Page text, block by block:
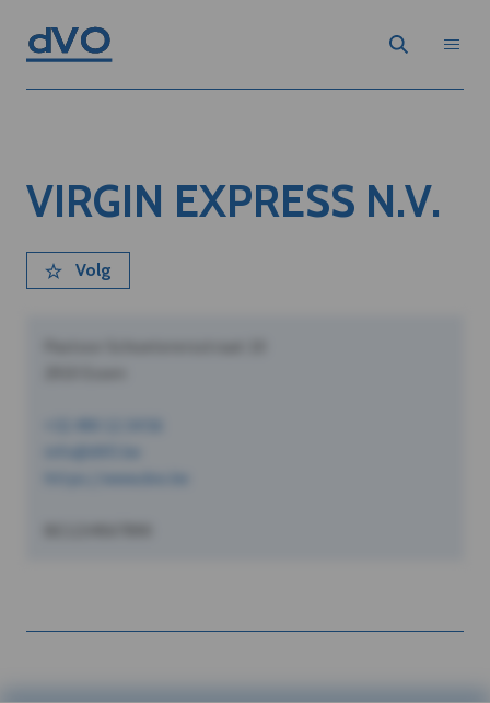
VIRGIN EXPRESS N.V.
Volg